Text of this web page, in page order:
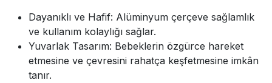
Dayanıklı ve Hafif: Alüminyum çerçeve sağlamlık
ve kullanım kolaylığı sağlar.
Yuvarlak Tasarım: Bebeklerin özgürce hareket
etmesine ve çevresini rahatça keşfetmesine imkân
tanır.